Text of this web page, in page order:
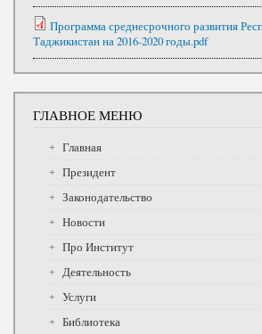
Программа среднесрочного развития
Таджикистан на 2016-2020 годы.pdf
ГЛАВНОЕ МЕНЮ
Главная
Президент
Законодательство
Новости
Про Институт
Деятельность
Услуги
Библиотека